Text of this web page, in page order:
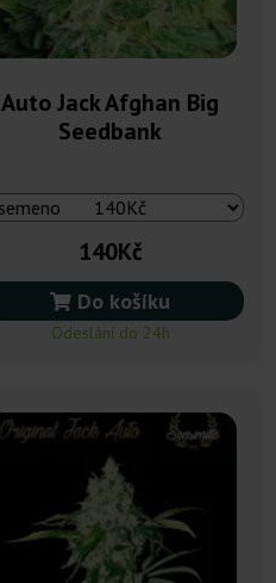
Auto Jack Afghan Big
Seedbank
140Kč
Do košíku
Odeslání do 24h